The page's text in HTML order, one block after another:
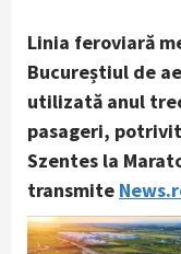
Linia feroviară
Bucureștiul de
utilizată anul
pasageri,
Szentes la
transmite